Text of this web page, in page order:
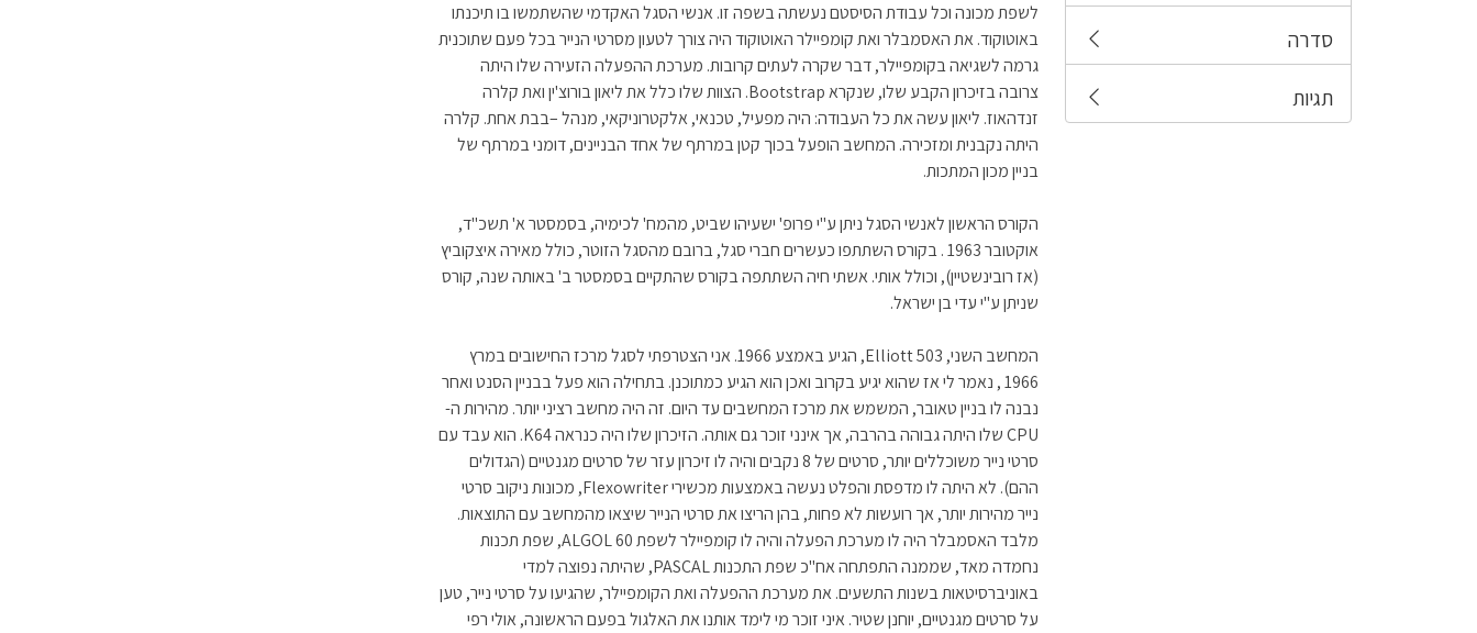
סדרה
תגיות
לשפת מכונה וכל עבודת הסיסטם נעשתה בשפה זו. אנשי הסגל האקדמי שהשתמשו בו תיכנתו
באוטוקוד. את האסמבלר ואת קומפיילר האוטוקוד היה צורך לטעון מסרטי הנייר בכל פעם שתוכנית
גרמה לשגיאה בקומפיילר, דבר שקרה לעתים קרובות. מערכת ההפעלה הזעירה שלו היתה
צרובה בזיכרון הקבע שלו, שנקרא Bootstrap. הצוות שלו כלל את ליאון בורוצ'ין ואת קלרה
זנדהאוז. ליאון עשה את כל העבודה: היה מפעיל, טכנאי, אלקטרוניקאי, מנהל –בבת אחת. קלרה
היתה נקבנית ומזכירה. המחשב הופעל בכוך קטן במרתף של אחד הבניינים, דומני במרתף של
בניין מכון המתכות.
הקורס הראשון לאנשי הסגל ניתן ע"י פרופ' ישעיהו שביט, מהמח' לכימיה, בסמסטר א' תשכ"ד,
אוקטובר 1963 . בקורס השתתפו כעשרים חברי סגל, ברובם מהסגל הזוטר, כולל מאירה איצקוביץ
(אז רובינשטיין), וכולל אותי. אשתי חיה השתתפה בקורס שהתקיים בסמסטר ב' באותה שנה, קורס
שניתן ע"י עדי בן ישראל.
המחשב השני, Elliott 503, הגיע באמצע 1966. אני הצטרפתי לסגל מרכז החישובים במרץ
1966 , נאמר לי אז שהוא יגיע בקרוב ואכן הוא הגיע כמתוכנן. בתחילה הוא פעל בבניין הסנט ואחר
נבנה לו בניין טאובר, המשמש את מרכז המחשבים עד היום. זה היה מחשב רציני יותר. מהירות ה-
CPU שלו היתה גבוהה בהרבה, אך אינני זוכר גם אותה. הזיכרון שלו היה כנראה K64. הוא עבד עם
סרטי נייר משוכללים יותר, סרטים של 8 נקבים והיה לו זיכרון עזר של סרטים מגנטיים (הגדולים
ההם). לא היתה לו מדפסת והפלט נעשה באמצעות מכשירי Flexowriter, מכונות ניקוב סרטי
נייר מהירות יותר, אך רועשות לא פחות, בהן הריצו את סרטי הנייר שיצאו מהמחשב עם התוצאות.
מלבד האסמבלר היה לו מערכת הפעלה והיה לו קומפיילר לשפת 60 ALGOL, שפת תכנות
נחמדה מאד, שממנה התפתחה אח"כ שפת התכנות PASCAL, שהיתה נפוצה למדי
באוניברסיטאות בשנות התשעים. את מערכת ההפעלה ואת הקומפיילר, שהגיעו על סרטי נייר, טען
על סרטים מגנטיים, יוחנן שטיר. איני זוכר מי לימד אותנו את האלגול בפעם הראשונה, אולי רפי